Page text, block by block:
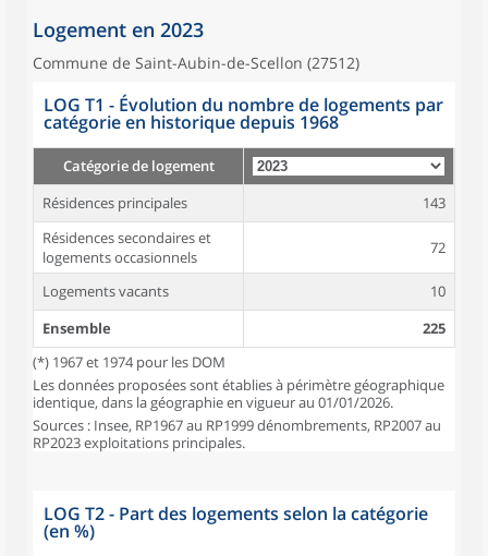
Logement en 2023
Commune de Saint-Aubin-de-Scellon (27512)
LOG T1 - Évolution du nombre de logements par
catégorie en historique depuis 1968
Catégorie de logement
Résidences principales
143
Résidences secondaires et
logements occasionnels
72
Logements vacants
10
Ensemble
225
(*) 1967 et 1974 pour les DOM
Les données proposées sont établies à périmètre géographique
identique, dans la géographie en vigueur au 01/01/2026.
Sources : Insee, RP1967 au RP1999 dénombrements, RP2007 au
RP2023 exploitations principales.
LOG T2 - Part des logements selon la catégorie
(en %)